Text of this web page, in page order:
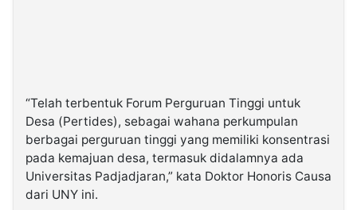
“Telah terbentuk Forum Perguruan Tinggi untuk
Desa (Pertides), sebagai wahana perkumpulan
berbagai perguruan tinggi yang memiliki konsentrasi
pada kemajuan desa, termasuk didalamnya ada
Universitas Padjadjaran,” kata Doktor Honoris Causa
dari UNY ini.